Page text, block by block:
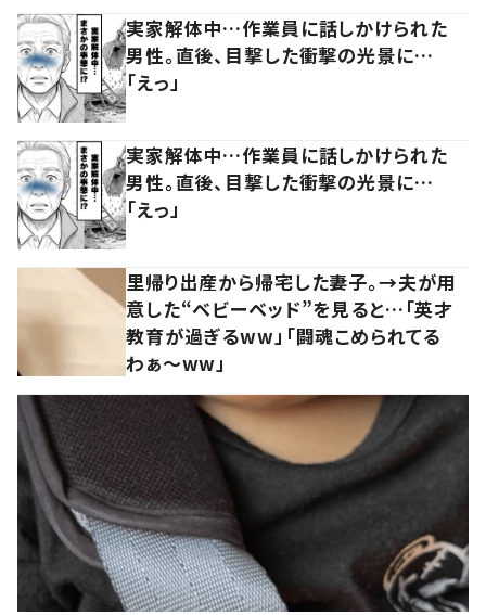
実家解体中…作業員に話しかけられた
男性。直後、目撃した衝撃の光景に…
「えっ」
実家解体中…作業員に話しかけられた
男性。直後、目撃した衝撃の光景に…
「えっ」
里帰り出産から帰宅した妻子。→夫が用
意した“ベビーベッド”を見ると…「英才
教育が過ぎるww」「闘魂こめられてる
わぁ～ww」